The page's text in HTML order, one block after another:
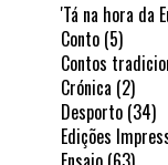
'Tá na hora da
Conto (5)
Contos
Crónica (2)
Desporto (34)
Edições